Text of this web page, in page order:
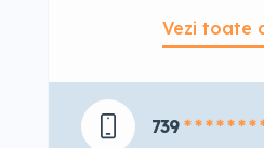
Vezi toate
739 * * * * * * *